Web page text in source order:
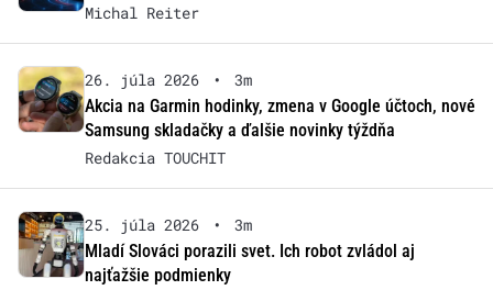
Michal Reiter
26. júla 2026 •
3m
Akcia na Garmin hodinky, zmena v Google účtoch, nové
Samsung skladačky a ďalšie novinky týždňa
Redakcia TOUCHIT
25. júla 2026 •
3m
Mladí Slováci porazili svet. Ich robot zvládol aj
najťažšie podmienky